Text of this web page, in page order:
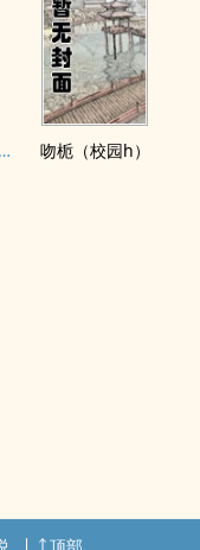
多情自古（1v1，腹黑内侍咸鱼皇后） 吻栀（校园h）